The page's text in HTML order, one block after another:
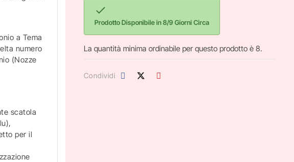
a Tema
numero
(Nozze
scatola
per il

Prodotto Disponibile in 8/9 Giorni Circa
La quantità minima ordinabile per questo prodotto è 8.
Condividi